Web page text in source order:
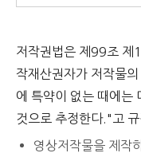
저작권법은 제99조 제
작재산권자가 저작물
에 특약이 없는 때에는
것으로 추정한다."고 규
영상저작물을 제작